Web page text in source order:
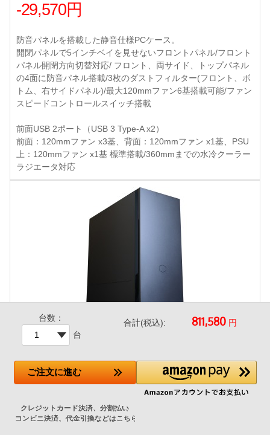
-29,570円
防音パネルを搭載した静音仕様PCケース。
開閉パネルで5インチベイを見せないフロントパネル/フロント
パネル開閉方向切替対応/ フロント、両サイド、トップパネル
の4面に防音パネル搭載/3枚のダストフィルター(フロント、ボ
トム、右サイドパネル)/最大120mmファン6基搭載可能/ファン
スピードコントロールスイッチ搭載
前面USB 2ポート（USB 3 Type-A x2）
前面：120mmファン x3基、背面：120mmファン x1基、PSU
上：120mmファン x1基 標準搭載/360mmまでの水冷クーラー
ラジエータ対応
CoolerMaster Silencio S600
-28,800円
▼ご選択中のCPUクーラーがサイズ上取付けできないできない
ため、こちらのケースは選択いただけません。
台数：
台
合計(税込): 円
ご注文に進む